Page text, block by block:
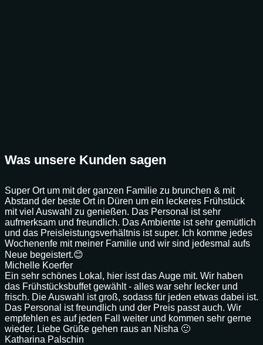
Was unsere Kunden sagen
Super Ort um mit der ganzen Familie zu brunchen & mit
Abstand der beste Ort in Düren um ein leckeres Frühstück
mit viel Auswahl zu genießen. Das Personal ist sehr
aufmerksam und freundlich. Das Ambiente ist sehr gemütlich
und das Preisleistungsverhältnis ist super. Ich komme jedes
Wochenenfe mit meiner Familie und wir sind jedesmal aufs
Neue begeistert.😊
Michelle Koerfer
Ein sehr schönes Lokal, hier isst das Auge mit. Wir haben
das Frühstücksbuffet gewählt - alles war sehr lecker und
frisch. Die Auswahl ist groß, sodass für jeden etwas dabei ist.
Das Personal ist freundlich und der Preis passt auch. Wir
empfehlen es auf jeden Fall weiter und kommen sehr gerne
wieder. Liebe Grüße gehen raus an Nisha 🙂
Katharina Palschin